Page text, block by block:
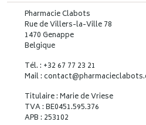
Pharmacie Clabots
Rue de Villers-la-Ville 78
1470 Genappe
Belgique
Tél. : +32 67 77 23 21
Mail : contact@
Titulaire : Marie de Vriese
TVA : BE0451.595.376
APB : 253102